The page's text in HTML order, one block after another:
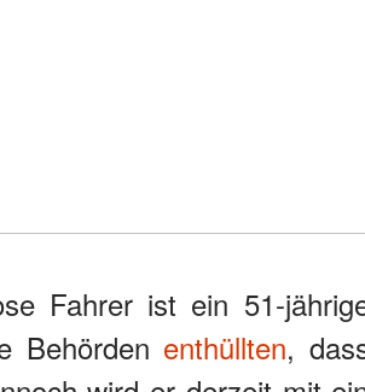
Fahrer ist ein 51-
Behörden enthüllten,